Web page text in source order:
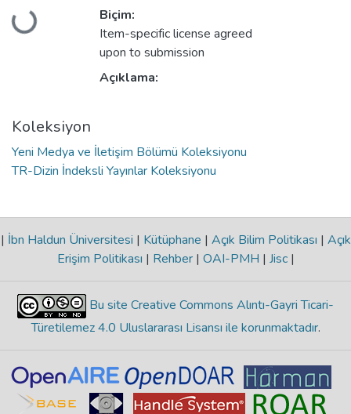
Biçim:
Item-specific license agreed
upon to submission
Açıklama:
Koleksiyon
Yeni Medya ve İletişim Bölümü Koleksiyonu
TR-Dizin İndeksli Yayınlar Koleksiyonu
| İbn Haldun Üniversitesi | Kütüphane | Açık Bilim Politikası | Açık
Erişim Politikası | Rehber | OAI-PMH | Jisc |
Bu site Creative Commons Alıntı-Gayri Ticari-
Türetilemez 4.0 Uluslararası Lisansı ile korunmaktadır.